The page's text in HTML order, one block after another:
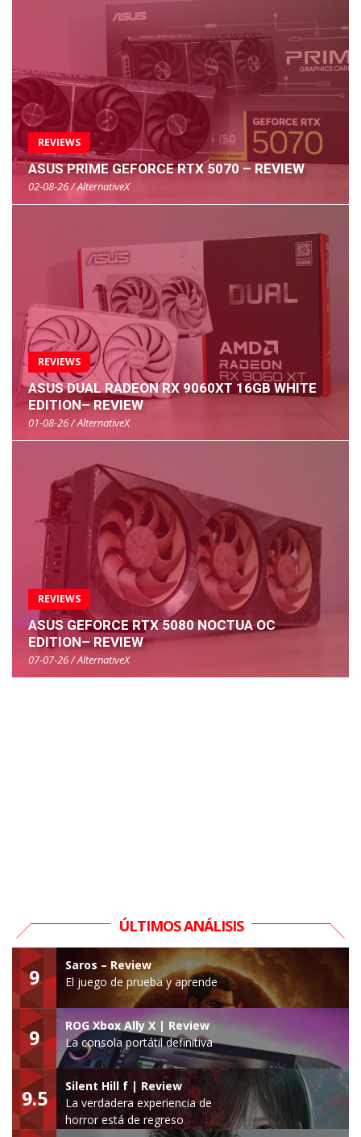
REVIEWS
ASUS PRIME GEFORCE RTX 5070 – REVIEW
02-08-26 / AlternativeX
REVIEWS
ASUS DUAL RADEON RX 9060XT 16GB WHITE
EDITION– REVIEW
01-08-26 / AlternativeX
REVIEWS
ASUS GEFORCE RTX 5080 NOCTUA OC
EDITION– REVIEW
07-07-26 / AlternativeX
ÚLTIMOS ANÁLISIS
9
Saros – Review
El juego de prueba y aprende
9
ROG Xbox Ally X | Review
La consola portátil definitiva
9.5
Silent Hill f | Review
La verdadera experiencia de
horror está de regreso